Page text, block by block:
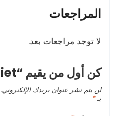
المراجعات
لا توجد مراجعات بعد.
كن أول من يقيم “Perfect diet”
لن يتم نشر عنوان بريدك الإلكتروني.
بـ*